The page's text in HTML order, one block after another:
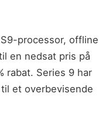
processor, offline
en nedsat pris på
rabat. Series 9 har
et overbevisende